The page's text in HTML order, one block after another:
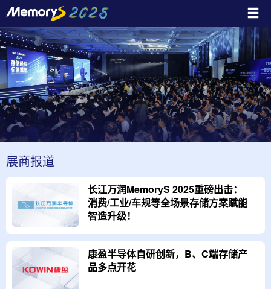
展商报道
长江万润MemoryS 2025重磅出击：
消费/工业/车规等全场景存储方案赋能
智造升级！
康盈半导体自研创新，B、C端存储产
品多点开花